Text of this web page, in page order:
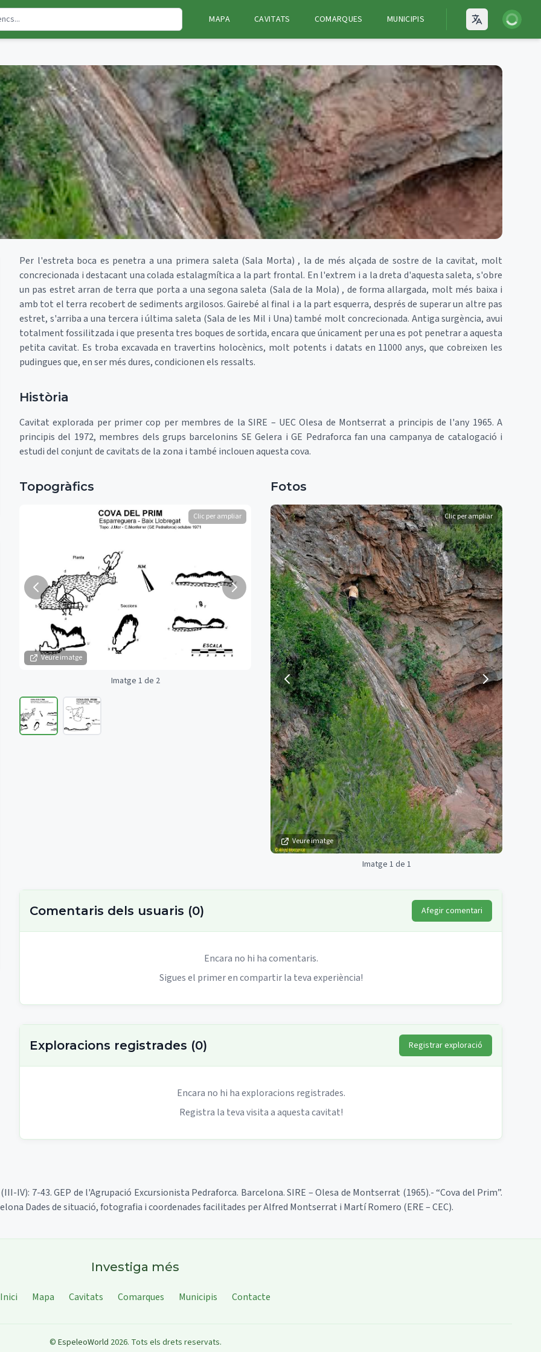
MAPA CAVITATS COMARQUES MUNICIPIS Open
Iniciar
Per l'estreta boca es penetra a una primera saleta (Sala Morta) , la de més alçada de sostre de la cavitat, molt
concrecionada i destacant una colada estalagmítica a la part frontal. En l'extrem i a la dreta d'aquesta saleta, s'obre
un pas estret arran de terra que porta a una segona saleta (Sala de la Mola) , de forma allargada, molt més baixa i
amb tot el terra recobert de sediments argilosos. Gairebé al final i a la part esquerra, després de superar un altre pas
estret, s'arriba a una tercera i última saleta (Sala de les Mil i Una) també molt concrecionada. Antiga surgència, avui
totalment fossilitzada i que presenta tres boques de sortida, encara que únicament per una es pot penetrar a aquesta
petita cavitat. Es troba excavada en travertins holocènics, molt potents i datats en 11000 anys, que cobreixen les
pudingues que, en ser més dures, condicionen els ressalts.
Història
Cavitat explorada per primer cop per membres de la SIRE – UEC Olesa de Montserrat a principis de l'any 1965. A
principis del 1972, membres dels grups barcelonins SE Gelera i GE Pedraforca fan una campanya de catalogació i
estudi del conjunt de cavitats de la zona i també inclouen aquesta cova.
Topogràfics
Veure imatge
Clic per ampliar
Imatge 1 de 2
Fotos
Veure imatge
Clic per ampliar
Imatge 1 de 1
Comentaris dels usuaris (0) Afegir comentari
Encara no hi ha comentaris.
Sigues el primer en compartir la teva experiència!
Exploracions registrades (0) Registrar exploració
Encara no hi ha exploracions registrades.
Registra la teva visita a aquesta cavitat!
IV): 7-43. GEP de l'Agrupació Excursionista Pedraforca. Barcelona. SIRE – Olesa de Montserrat (1965).- “Cova del Prim”.
Dades de situació, fotografia i coordenades facilitades per Alfred Montserrat i Martí Romero (ERE – CEC).
Investiga més
Inici Mapa Cavitats Comarques Municipis Contacte
© EspeleoWorld 2026. Tots els drets reservats.